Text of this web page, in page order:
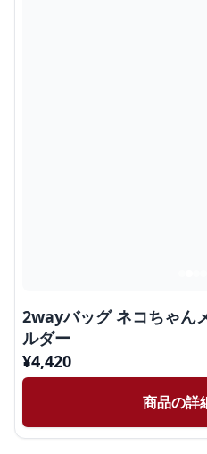
2wayバッグ ネコちゃん
ルダー
¥4,420
商品の詳